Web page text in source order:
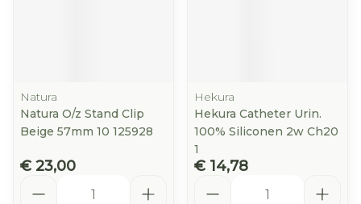
Natura
Natura O/z Stand Clip
Beige 57mm 10 125928
€ 23,00
Hekura
Hekura Catheter Urin.
100% Siliconen 2w Ch20
1
€ 14,78